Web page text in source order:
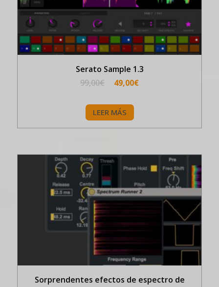
Serato Sample 1.3
99,00€ 49,00€
LEER MÁS
Sorprendentes efectos de espectro de